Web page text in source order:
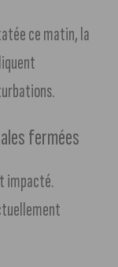
ce matin, la
fermées
impacté.